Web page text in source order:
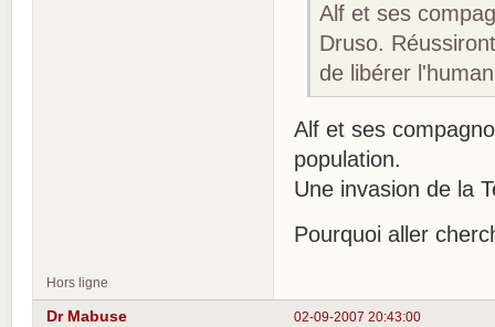
Alf et ses
Druso.
de libérer
Alf et ses
population.
Une invasion de la
Pourquoi aller
Hors ligne
02-09-2007 20:43:00
Dr Mabuse